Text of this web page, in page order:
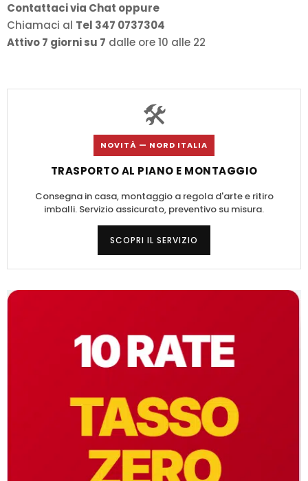
Contattaci via Chat oppure
Chiamaci al Tel 347 0737304
Attivo 7 giorni su 7 dalle ore 10 alle 22
🛠️
NOVITÀ — NORD ITALIA
TRASPORTO AL PIANO E MONTAGGIO
Consegna in casa, montaggio a regola d'arte e ritiro
imballi. Servizio assicurato, preventivo su misura.
SCOPRI IL SERVIZIO